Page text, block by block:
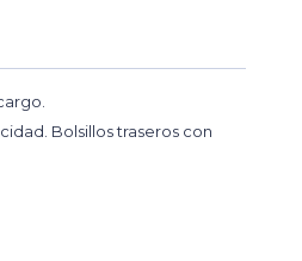
Bolsillos traseros con